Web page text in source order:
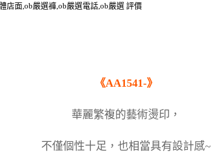
店面,ob嚴選褲,ob嚴選電話,ob嚴選 評價
《AA1541-》
華麗繁複的藝術燙印，
不僅個性十足，也相當具有設計感~